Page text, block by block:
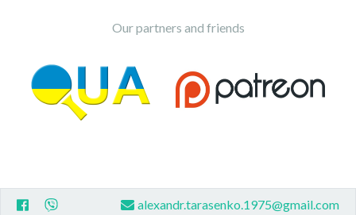
Our partners and friends
alexandr.tarasenko.1975@gmail.com